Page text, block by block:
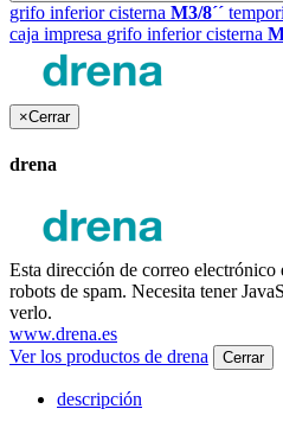
grifo inferior cisterna M3/8´´
caja impresa grifo inferior cisterna
×Cerrar
drena
Esta dirección de correo electrónico
robots de spam. Necesita tener
verlo.
www.drena.es
Ver los productos de drena
Cerrar
descripción